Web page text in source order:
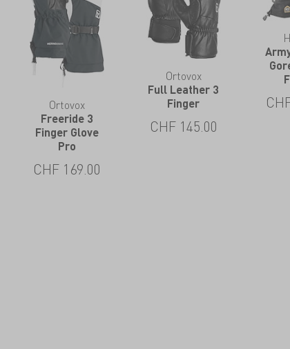
Ortovox
Freeride 3
Finger Glove
Pro
CHF 169.00
Ortovox
Full Leather 3
Finger
CHF 145.00